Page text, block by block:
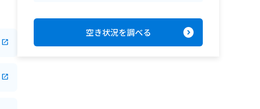
open_in_new
open_in_new
空き状況を調べる expand_circle_right